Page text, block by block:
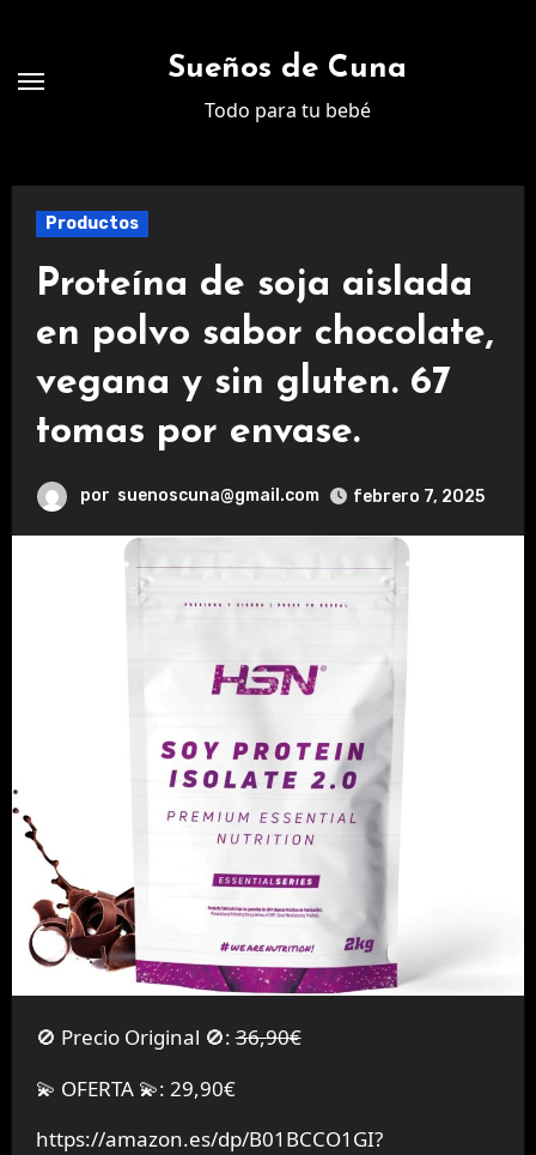
contenido
Sueños de Cuna
Todo para tu bebé
Productos
Proteína de soja aislada
en polvo sabor chocolate,
vegana y sin gluten. 67
tomas por envase.
por suenoscuna@gmail.com febrero 7, 2025
🚫 Precio Original 🚫:36,90€
💫 OFERTA 💫: 29,90€
https://amazon.es/dp/B01BCCO1GI?